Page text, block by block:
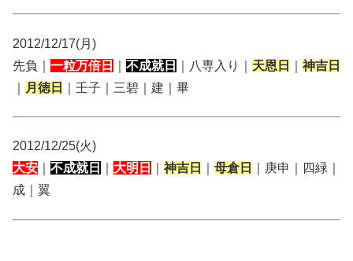
2012/12/17(月)
先負｜ 一粒万倍日 不成就日 ｜八専入り｜ 天恩日
神吉日
月徳日 ｜壬子｜三碧｜建｜畢
2012/12/25(火)
大安
不成就日 大明日 神吉日 母倉日
｜庚申｜四緑｜
成｜翼